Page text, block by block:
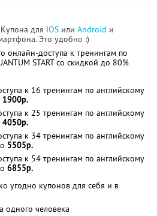
для IOS или Android и
Это удобно :)
онлайн-доступа к тренингам по
START со скидкой до 80%
к 16 тренингам по английскому
1900р.
к 25 тренингам по английскому
4050р.
к 34 тренингам по английскому
5505р.
к 54 тренингам по английскому
6855р.
угодно купонов для себя и в
одного человека